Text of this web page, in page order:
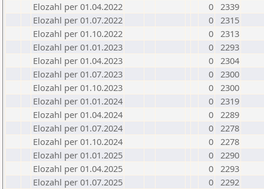
Elozahl per 01.04.2022
0 2339
Elozahl per 01.07.2022
0 2315
Elozahl per 01.10.2022
0 2313
Elozahl per 01.01.2023
0 2293
Elozahl per 01.04.2023
0 2304
Elozahl per 01.07.2023
0 2300
Elozahl per 01.10.2023
0 2300
Elozahl per 01.01.2024
0 2319
Elozahl per 01.04.2024
0 2289
Elozahl per 01.07.2024
0 2278
Elozahl per 01.10.2024
0 2278
Elozahl per 01.01.2025
0 2290
Elozahl per 01.04.2025
0 2293
Elozahl per 01.07.2025
0 2292